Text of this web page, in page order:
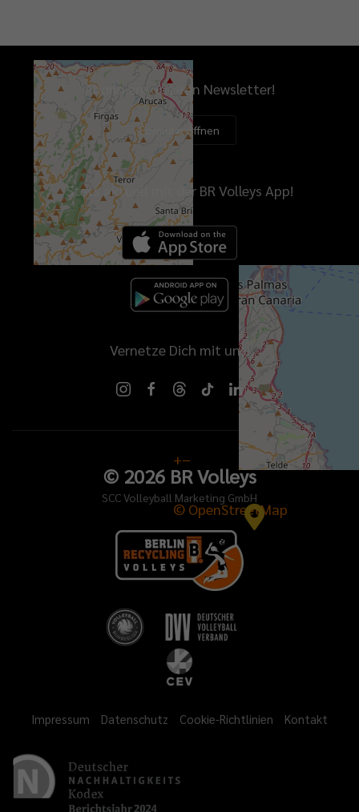
+−
© OpenStreetMap
Abonniere unseren Newsletter!
Formular öffnen
Stets aktuell mit der BR Volleys App!
Vernetze Dich mit uns!
© 2026BR Volleys
SCC Volleyball Marketing GmbH
Impressum Datenschutz Cookie-Richtlinien Kontakt